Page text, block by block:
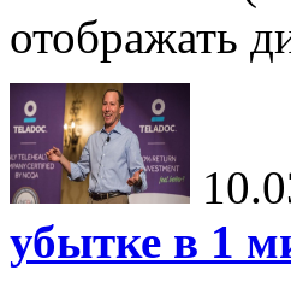
отображать
убытке в 1